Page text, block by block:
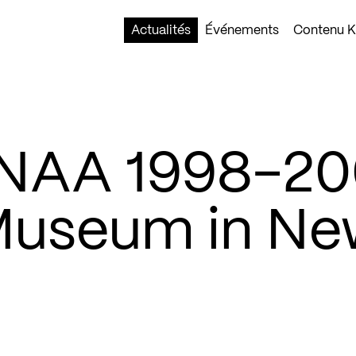
Actualités
Événements Contenu
1998-
in